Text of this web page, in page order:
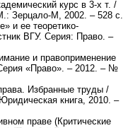
курс в 3-х т. /
Зерцало-М, 2002. – 528 с.
и ее теоретико-
ВГУ. Серия: Право. –
и правоприменение
«Право». – 2012. – №
Избранные труды /
книга, 2010. –
праве (Критические